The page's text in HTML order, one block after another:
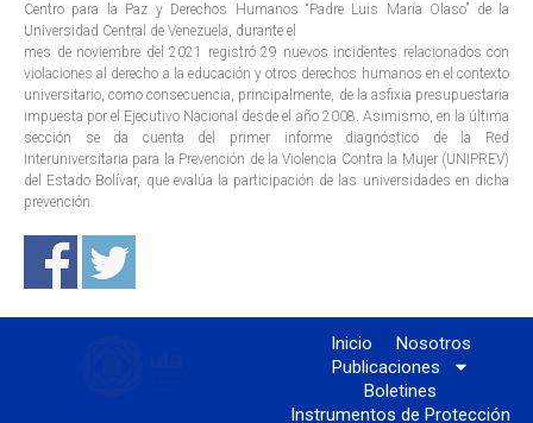
Centro para la Paz y Derechos Humanos “Padre Luis María Olaso” de la
Universidad Central de Venezuela, durante el
mes de noviembre del 2021 registró 29 nuevos incidentes relacionados con
violaciones al derecho a la educación y otros derechos humanos en el contexto
universitario, como consecuencia, principalmente, de la asfixia presupuestaria
impuesta por el Ejecutivo Nacional desde el año 2008. Asimismo, en la última
sección se da cuenta del primer informe diagnóstico de la Red
Interuniversitaria para la Prevención de la Violencia Contra la Mujer (UNIPREV)
del Estado Bolívar, que evalúa la participación de las universidades en dicha
prevención.
Inicio
Nosotros
Publicaciones
Boletines
Instrumentos de Protección